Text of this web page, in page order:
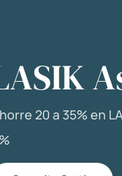
20 a 35% en